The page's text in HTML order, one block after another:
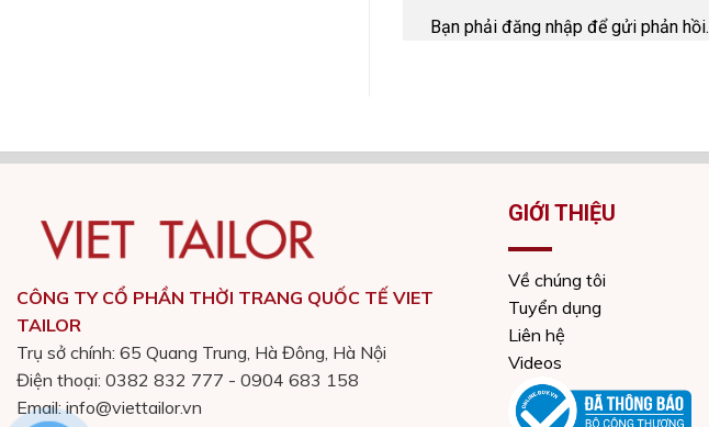
Bạn phải đăng nhập để gửi phản hồi.
CÔNG TY CỔ PHẦN THỜI TRANG QUỐC TẾ VIET
TAILOR
Trụ sở chính: 65 Quang Trung, Hà Đông, Hà Nội
Điện thoại: 0382 832 777 - 0904 683 158
Email: info@viettailor.vn
GIỚI THIỆU
Về chúng tôi
Tuyển dụng
Liên hệ
Videos